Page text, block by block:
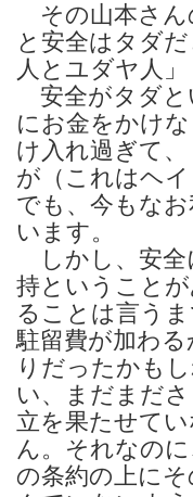
その山本さん
と安全はタダ
人とユダヤ人
安全がタダと
にお金をかけ
け入れ過ぎて
が（これはヘ
でも、今もな
います。
しかし、安全
持ということ
ることは言う
駐留費が加わ
りだったかも
い、まだまだ
立を果たせて
ん。それなの
の条約の上に